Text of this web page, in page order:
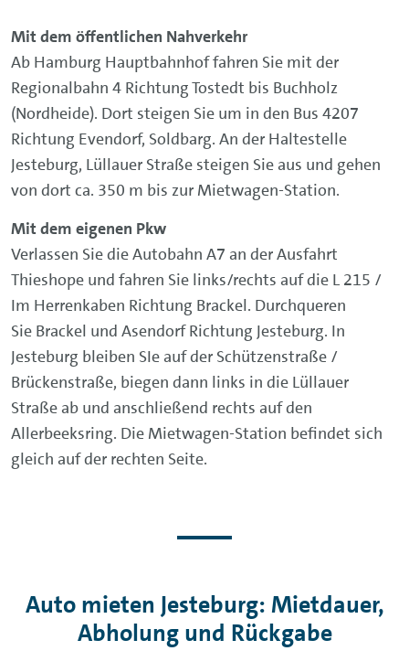
Mit dem öffentlichen Nahverkehr
Ab Hamburg Hauptbahnhof fahren Sie mit der
Regionalbahn 4 Richtung Tostedt bis Buchholz
(Nordheide). Dort steigen Sie um in den Bus 4207
Richtung Evendorf, Soldbarg. An der Haltestelle
Jesteburg, Lüllauer Straße steigen Sie aus und gehen
von dort ca. 350 m bis zur Mietwagen-Station.
Mit dem eigenen Pkw
Verlassen Sie die Autobahn A7 an der Ausfahrt
Thieshope und fahren Sie links/rechts auf die L 215 /
Im Herrenkaben Richtung Brackel. Durchqueren
Sie Brackel und Asendorf Richtung Jesteburg. In
Jesteburg bleiben SIe auf der Schützenstraße /
Brückenstraße, biegen dann links in die Lüllauer
Straße ab und anschließend rechts auf den
Allerbeeksring. Die Mietwagen-Station befindet sich
gleich auf der rechten Seite.
Auto mieten Jesteburg: Mietdauer,
Abholung und Rückgabe